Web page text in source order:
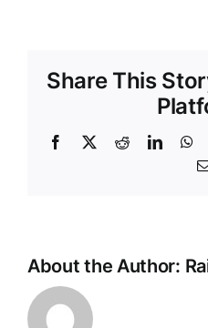
Share This
Facebook
X Reddit
About the Author: